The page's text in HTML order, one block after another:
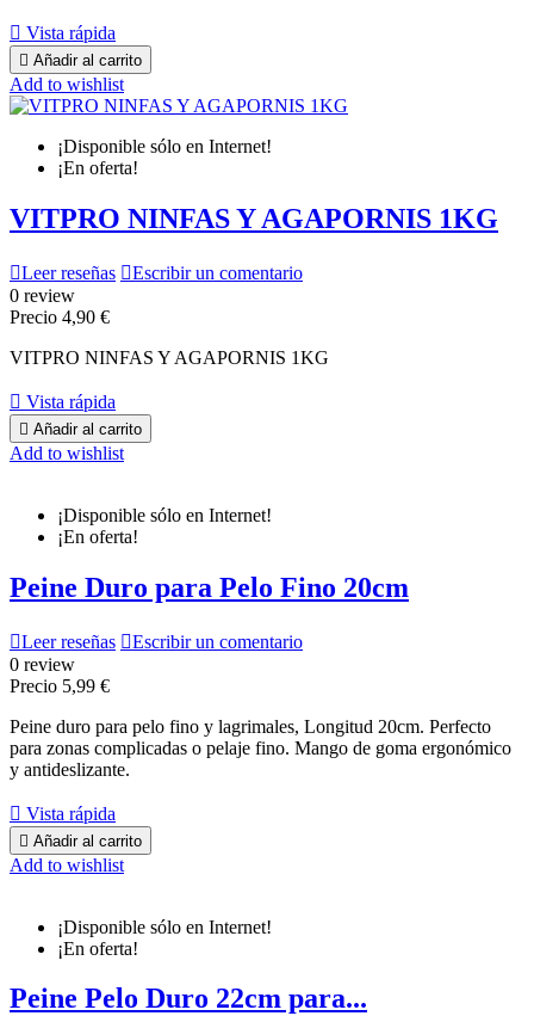
 Vista rápida
 Añadir al carrito
Add to wishlist
¡Disponible sólo en Internet!
¡En oferta!
VITPRO NINFAS Y AGAPORNIS 1KG
Leer reseñas Escribir un comentario
0 review
Precio 4,90 €
VITPRO NINFAS Y AGAPORNIS 1KG
 Vista rápida
 Añadir al carrito
Add to wishlist
¡Disponible sólo en Internet!
¡En oferta!
Peine Duro para Pelo Fino 20cm
Leer reseñas Escribir un comentario
0 review
Precio 5,99 €
Peine duro para pelo fino y lagrimales, Longitud 20cm. Perfecto
para zonas complicadas o pelaje fino. Mango de goma ergonómico
y antideslizante.
 Vista rápida
 Añadir al carrito
Add to wishlist
¡Disponible sólo en Internet!
¡En oferta!
Peine Pelo Duro 22cm para...